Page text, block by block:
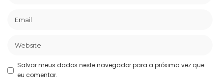
Salvar meus dados neste navegador para a próxima vez que
eu comentar.